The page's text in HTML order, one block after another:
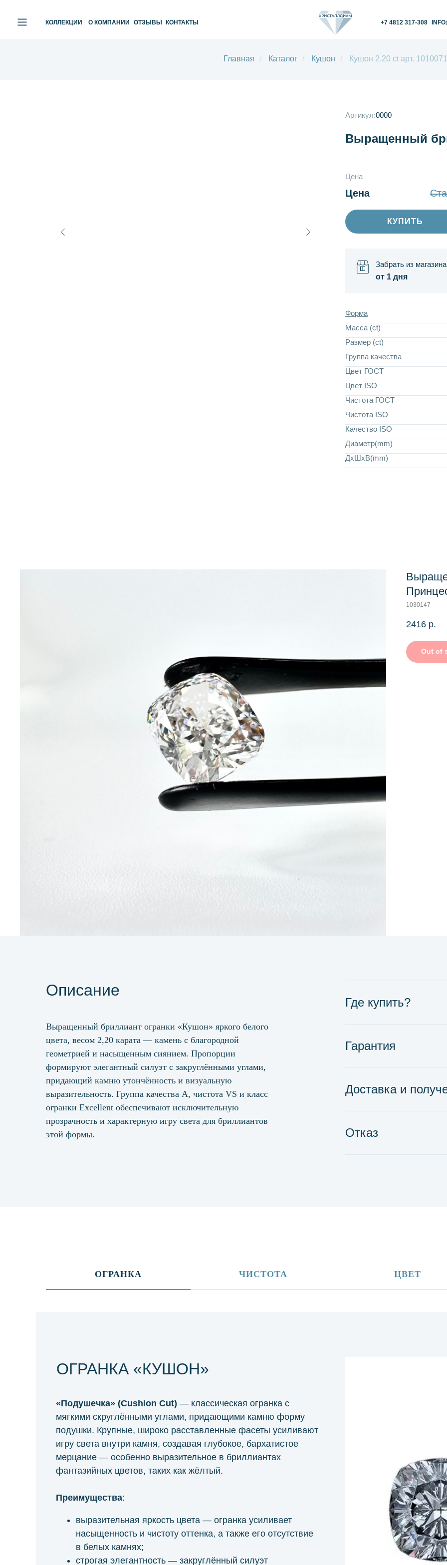
КОЛЛЕКЦИИ О КОМПАНИИ ОТЗЫВЫ КОНТАКТЫ +7 4812 317-308
Главная / Каталог / Кушон / Кушон 2,20 ct арт. 1010071
от 1 дня
Забрать из магазина
Выращенный
Артикул:0000
Форма
Масса (ct)
Размер (ct)
Группа качества
Цвет ГОСТ
Цвет ISO
Чистота ГОСТ
Чистота ISO
Качество ISO
Диаметр(mm)
ДхШхВ(mm)
Цена
Цена
КУПИТЬ
1030147
2416 р.
Out of
Описание
Выращенный бриллиант огранки «Кушон» яркого белого
цвета, весом 2,20 карата — камень с благородной
геометрией и насыщенным сиянием. Пропорции
формируют элегантный силуэт с закруглёнными углами,
придающий камню утончённость и визуальную
выразительность. Группа качества А, чистота VS и класс
огранки Excellent обеспечивают исключительную
прозрачность и характерную игру света для бриллиантов
этой формы.
Где купить?
Гарантия
Доставка и
Отказ
ОГРАНКА ЧИСТОТА ЦВЕТ
«Подушечка» (Cushion Cut) — классическая огранка с
мягкими скруглёнными углами, придающими камню форму
подушки. Крупные, широко расставленные фасеты усиливают
игру света внутри камня, создавая глубокое, бархатистое
мерцание — особенно выразительное в бриллиантах
фантазийных цветов, таких как жёлтый.
Преимущества:
выразительная яркость цвета — огранка усиливает
насыщенность и чистоту оттенка, а также его отсутствие
в белых камнях;
строгая элегантность — закруглённый силуэт
ОГРАНКА «КУШОН»